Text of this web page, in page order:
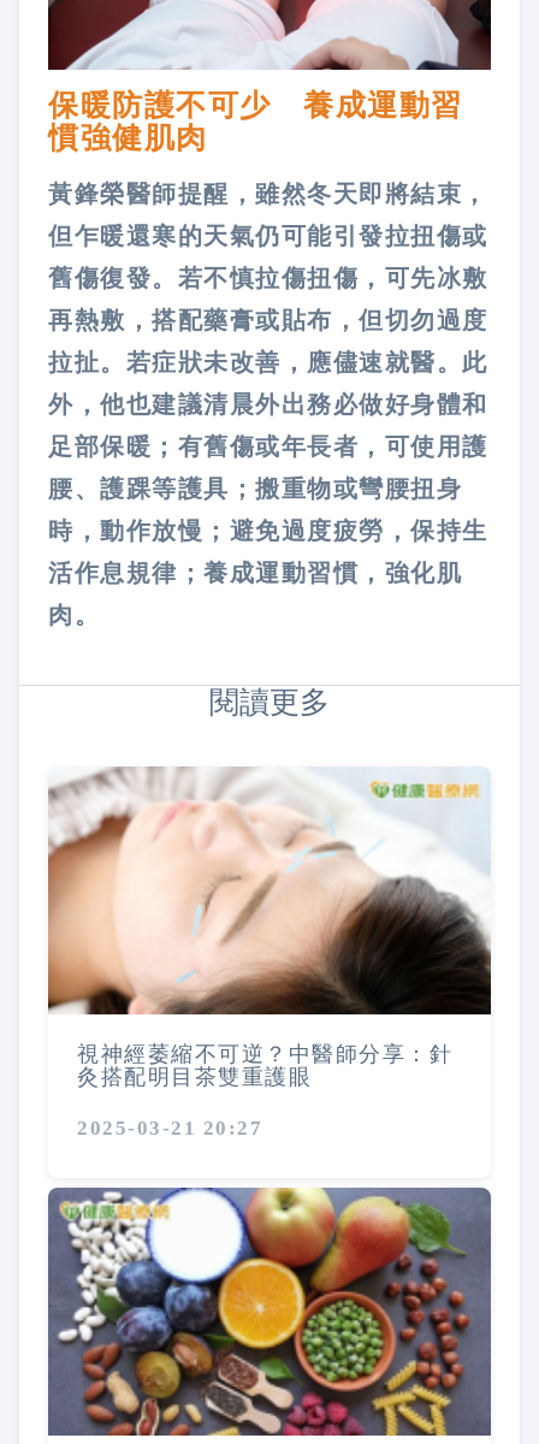
保暖防護不可少 養成運動習
慣強健肌肉
黃鋒榮醫師提醒，雖然冬天即將結束，
但乍暖還寒的天氣仍可能引發拉扭傷或
舊傷復發。若不慎拉傷扭傷，可先冰敷
再熱敷，搭配藥膏或貼布，但切勿過度
拉扯。若症狀未改善，應儘速就醫。此
外，他也建議清晨外出務必做好身體和
足部保暖；有舊傷或年長者，可使用護
腰、護踝等護具；搬重物或彎腰扭身
時，動作放慢；避免過度疲勞，保持生
活作息規律；養成運動習慣，強化肌
肉。
閱讀更多
視神經萎縮不可逆？中醫師分享：針
灸搭配明目茶雙重護眼
2025-03-21 20:27